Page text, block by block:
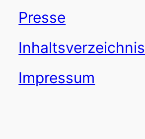
Presse
Inhaltsverzeichnis
Impressum